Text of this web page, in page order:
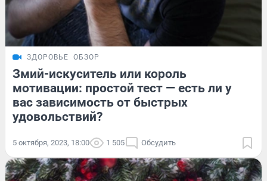
ЗДОРОВЬЕ ОБЗОР
Змий-искуситель или король
мотивации: простой тест — есть ли у
вас зависимость от быстрых
удовольствий?
5 октября, 2023, 18:00 1 505 Обсудить